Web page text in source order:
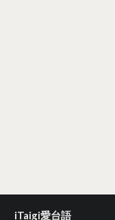
iTaigi愛台語